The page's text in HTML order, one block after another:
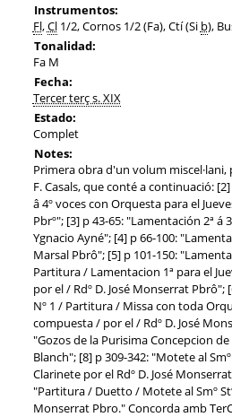
Instrumentos:
Fl,Cl1/2, Cornos 1/2 (Fa), Ctí (Si b),
Tonalidad:
Fa M
Fecha:
Tercer terç s. XIX
Estado:
Complet
Notes:
Primera obra d'un volum
F. Casals, que conté a continuació:
â 4º voces con Orquesta para el
Pbrº"; [3] p 43-65: "Lamentación 2ª á
Ygnacio Ayné"; [4] p 66-100:
Marsal Pbrô"; [5] p 101-150:
Partitura / Lamentacion 1ª para el
por el / Rdº D. José Monserrat Pbrô";
Nº 1 / Partitura / Missa con toda
compuesta / por el / Rdº D. José
"Gozos de la Purisima Concepcion
Blanch"; [8] p 309-342: "Motete al
Clarinete por el Rdº D. José
"Partitura / Duetto / Motete al Smº
Monserrat Pbro." Concorda amb